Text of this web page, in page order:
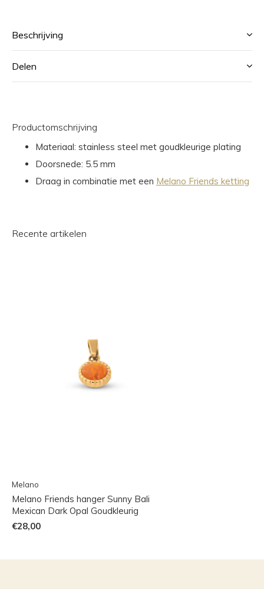
Beschrijving
Delen
Productomschrijving
Materiaal: stainless steel met goudkleurige plating
Doorsnede: 5.5 mm
Draag in combinatie met een Melano Friends ketting
Recente artikelen
Melano
Melano Friends hanger Sunny Bali
Mexican Dark Opal Goudkleurig
€28,00